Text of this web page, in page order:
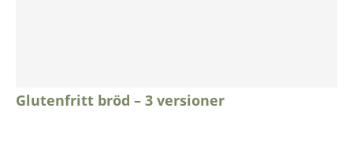
Glutenfritt bröd – 3 versioner